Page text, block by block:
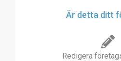
Är detta ditt
Redigera